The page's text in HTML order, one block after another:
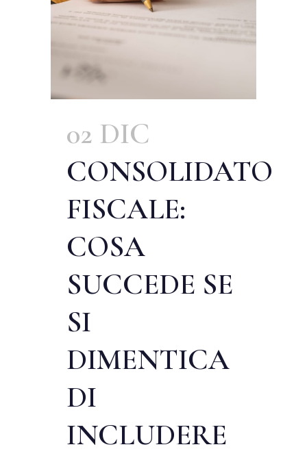
02 DIC
CONSOLIDATO
FISCALE:
COSA
SUCCEDE SE
SI
DIMENTICA
DI
INCLUDERE